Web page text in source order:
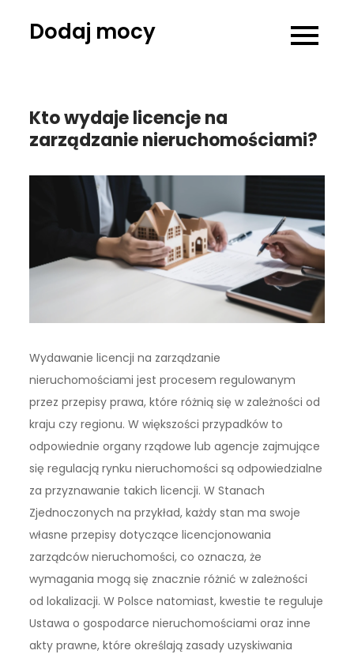
Dodaj mocy
Kto wydaje licencje na
zarządzanie nieruchomościami?
Wydawanie licencji na zarządzanie
nieruchomościami jest procesem regulowanym
przez przepisy prawa, które różnią się w zależności od
kraju czy regionu. W większości przypadków to
odpowiednie organy rządowe lub agencje zajmujące
się regulacją rynku nieruchomości są odpowiedzialne
za przyznawanie takich licencji. W Stanach
Zjednoczonych na przykład, każdy stan ma swoje
własne przepisy dotyczące licencjonowania
zarządców nieruchomości, co oznacza, że
wymagania mogą się znacznie różnić w zależności
od lokalizacji. W Polsce natomiast, kwestie te reguluje
Ustawa o gospodarce nieruchomościami oraz inne
akty prawne, które określają zasady uzyskiwania